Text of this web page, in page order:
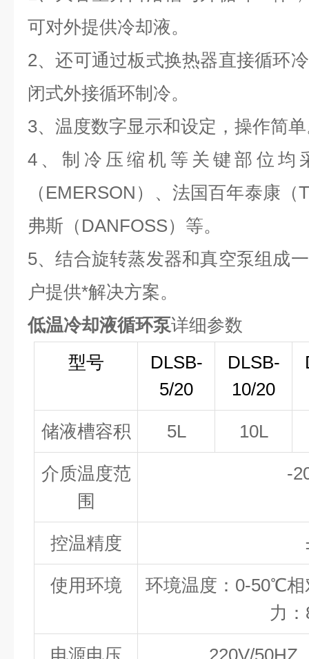
可对外提供冷却液。
2、还可通过板式换热器直接循环
闭式外接循环制冷。
3、温度数字显示和设定，操作简
4、制冷压缩机等关键部位均
（EMERSON）、法国百年泰康
弗斯（DANFOSS）等。
5、结合旋转蒸发器和真空泵组成
户提供*解决方案。
低温冷却液循环泵详细参数
型号
DLSB-
5/20
DLSB-
10/20
储液槽容积 5L 10L
介质温度范
围
-
控温精度
使用环境
环境温度：0-50℃相
力
电源电压 220V/50HZ